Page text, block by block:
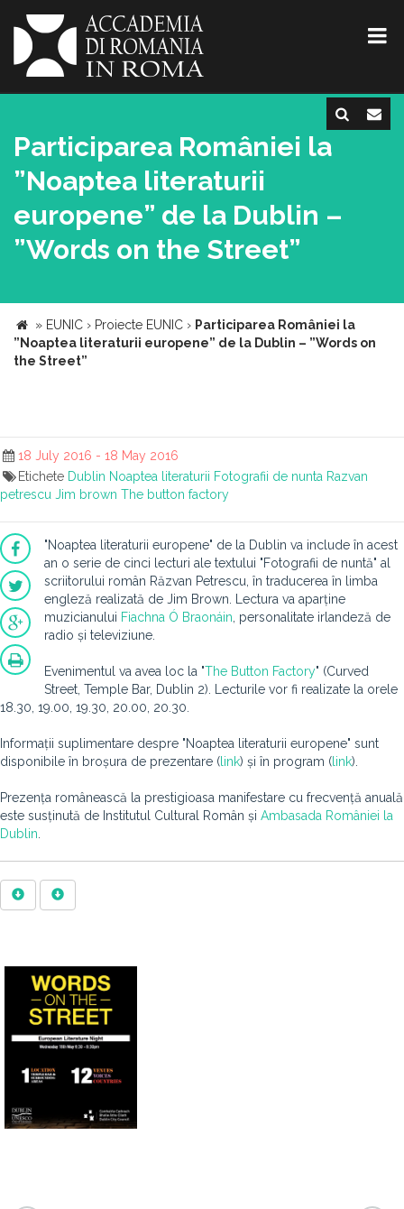
Participarea României la
”Noaptea literaturii
europene” de la Dublin –
”Words on the Street”
» EUNIC › Proiecte EUNIC › Participarea României la
”Noaptea literaturii europene” de la Dublin – ”Words on
the Street”
18 July 2016 - 18 May 2016
Etichete Dublin Noaptea literaturii Fotografii de nunta Razvan
petrescu Jim brown The button factory
"Noaptea literaturii europene" de la Dublin va include în acest
an o serie de cinci lecturi ale textului "Fotografii de nuntă" al
scriitorului român Răzvan Petrescu, în traducerea în limba
engleză realizată de Jim Brown. Lectura va aparține
muzicianului Fiachna Ó Braonáin , personalitate irlandeză de
radio și televiziune.
Evenimentul va avea loc la "The Button Factory" (Curved
Street, Temple Bar, Dublin 2). Lecturile vor fi realizate la orele
18.30, 19.00, 19.30, 20.00, 20.30.
Informații suplimentare despre "Noaptea literaturii europene" sunt
disponibile în broșura de prezentare ( link) și în program ( link).
Prezența românească la prestigioasa manifestare cu frecvență anuală
este susținută de Institutul Cultural Român și Ambasada României la
Dublin